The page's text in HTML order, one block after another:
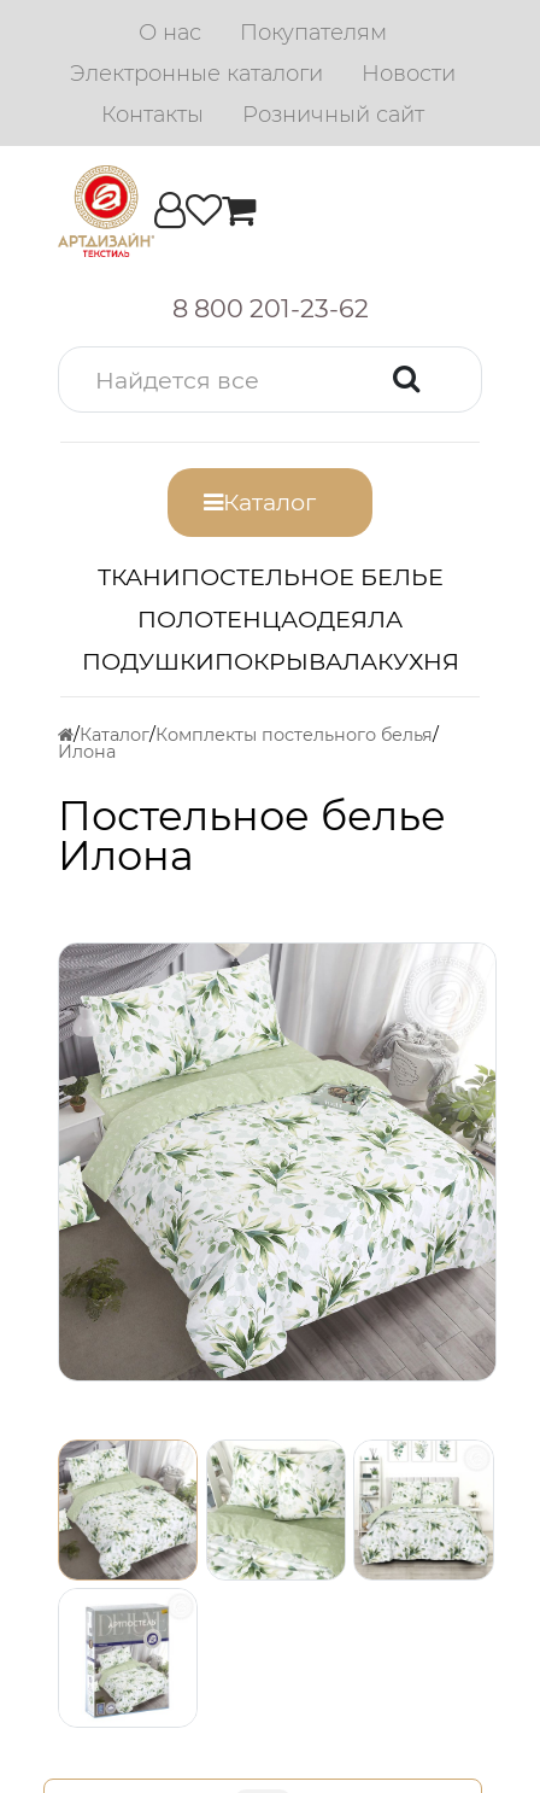
О нас
Покупателям
Электронные каталоги
Новости
Контакты
Розничный сайт
8 800 201-23-62
Каталог
ТКАНИПОСТЕЛЬНОЕ БЕЛЬЕ
ПОЛОТЕНЦАОДЕЯЛА
ПОДУШКИПОКРЫВАЛАКУХНЯ
Каталог Комплекты постельного белья
Илона
Постельное белье
Илона